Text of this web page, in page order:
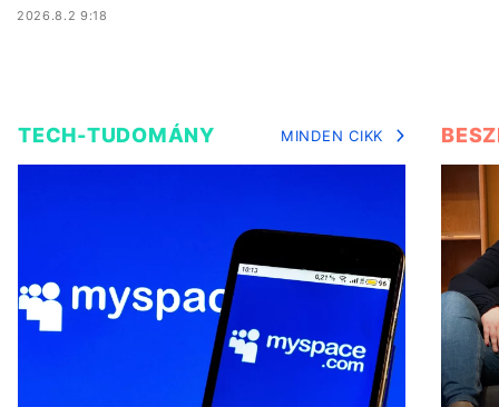
2026.8.2 9:18
TECH-TUDOMÁNY MINDEN CIKK